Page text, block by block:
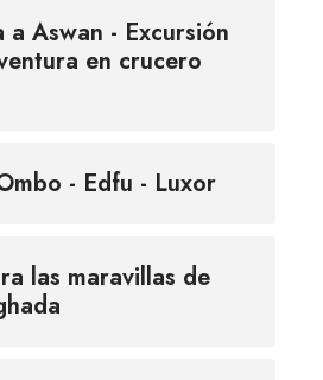
a Aswan - Excursión
en crucero
- Edfu - Luxor
las maravillas de